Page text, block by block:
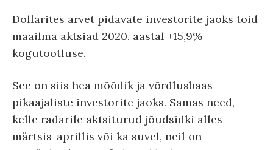
Dollarites arvet pidavate investorite jaoks tõid
maailma aktsiad 2020. aastal +15,9%
kogutootluse.
See on siis hea mõõdik ja võrdlusbaas
pikaajaliste investorite jaoks. Samas need,
kelle radarile aktsiturud jõudsidki alles
märtsis-aprillis või ka suvel, neil on